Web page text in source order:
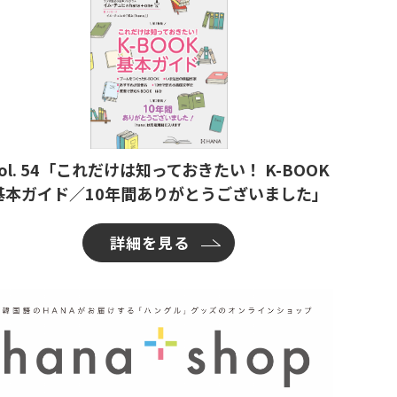
54「これだけは知っておきたい！ K-BOOK
本ガイド／10年間ありがとうございました」
詳細を見る